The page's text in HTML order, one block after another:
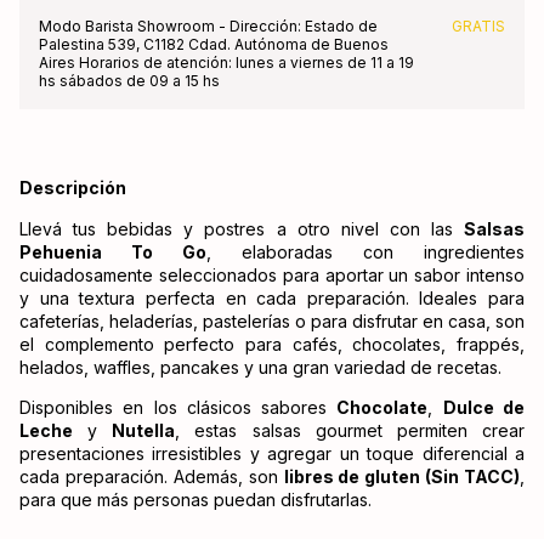
Modo Barista Showroom - Dirección: Estado de
Palestina 539, C1182 Cdad. Autónoma de Buenos
Aires Horarios de atención: lunes a viernes de 11 a 19
hs sábados de 09 a 15 hs
GRATIS
Descripción
Llevá tus bebidas y postres a otro nivel con las Salsas
Pehuenia To Go , elaboradas con ingredientes
cuidadosamente seleccionados para aportar un sabor intenso
y una textura perfecta en cada preparación. Ideales para
cafeterías, heladerías, pastelerías o para disfrutar en casa, son
el complemento perfecto para cafés, chocolates, frappés,
helados, waffles, pancakes y una gran variedad de recetas.
Disponibles en los clásicos sabores Chocolate
Dulce de
Leche y Nutella , estas salsas gourmet permiten crear
presentaciones irresistibles y agregar un toque diferencial a
cada preparación. Además, son libres de gluten (Sin TACC)
para que más personas puedan disfrutarlas.